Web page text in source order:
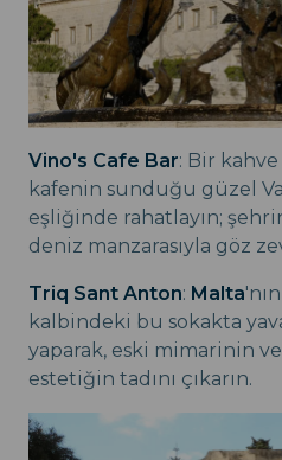
Vino's Cafe Bar: Bir
kafenin sunduğu güzel
eşliğinde rahatlayın;
deniz manzarasıyla göz
Triq Sant Anton: Malta
kalbindeki bu sokakta
yaparak, eski mimarinin
estetiğin tadını çıkarın.